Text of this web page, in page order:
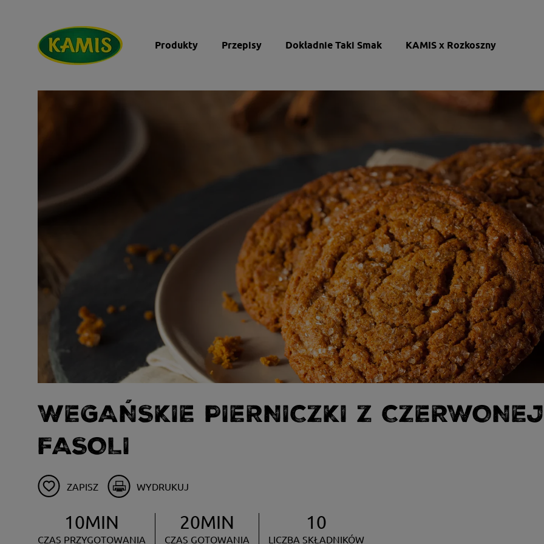
Produkty Przepisy Dokładnie Taki Smak KAMIS x Rozkoszny
WEGAŃSKIE PIERNICZKI Z CZERWONEJ
FASOLI
ZAPISZ WYDRUKUJ
10MIN
CZAS PRZYGOTOWANIA
20MIN
CZAS GOTOWANIA
10
LICZBA SKŁADNIKÓW